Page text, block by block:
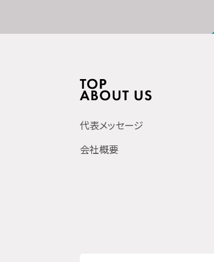
代表メッセージ
会社概要